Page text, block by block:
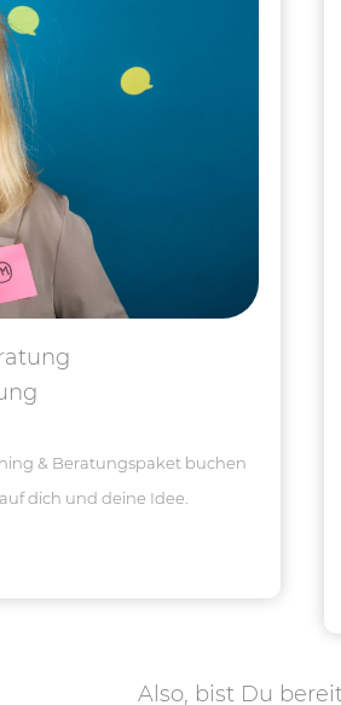
& Beratungspaket buchen
dich und deine Idee.
Also, bist Du